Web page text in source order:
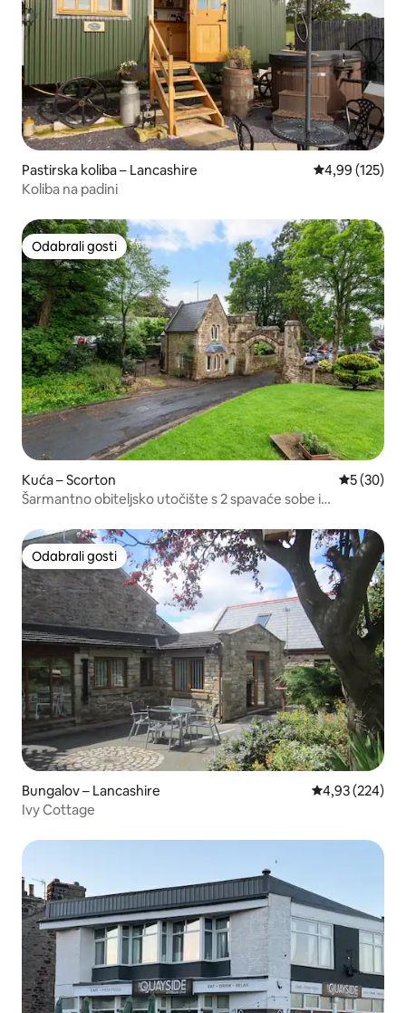
Pastirska koliba – Lancashire Prosječna
4,99 (125)
Koliba na padini
Odabrali gosti
Odabrali gosti
Kuća – Scorton Prosječna
5 (30)
Šarmantno obiteljsko utočište s 2 spavaće sobe i
Odabrali gosti
Odabrali gosti
Bungalov – Lancashire Prosječna
4,93 (224)
Ivy Cottage